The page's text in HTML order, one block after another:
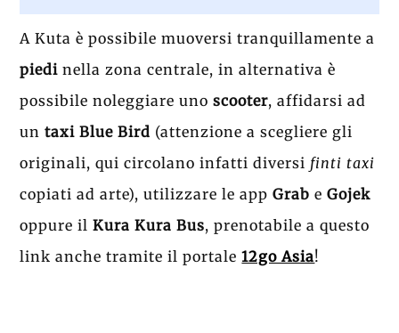
A Kuta è possibile muoversi tranquillamente a
piedi nella zona centrale, in alternativa è
possibile noleggiare unoscooter, affidarsi ad
un taxi Blue Bird (attenzione a scegliere gli
originali, qui circolano infatti diversi finti taxi
copiati ad arte), utilizzare le appGrab eGojek
oppure ilKura Kura Bus, prenotabile a questo
link anche tramite il portale12go Asia!